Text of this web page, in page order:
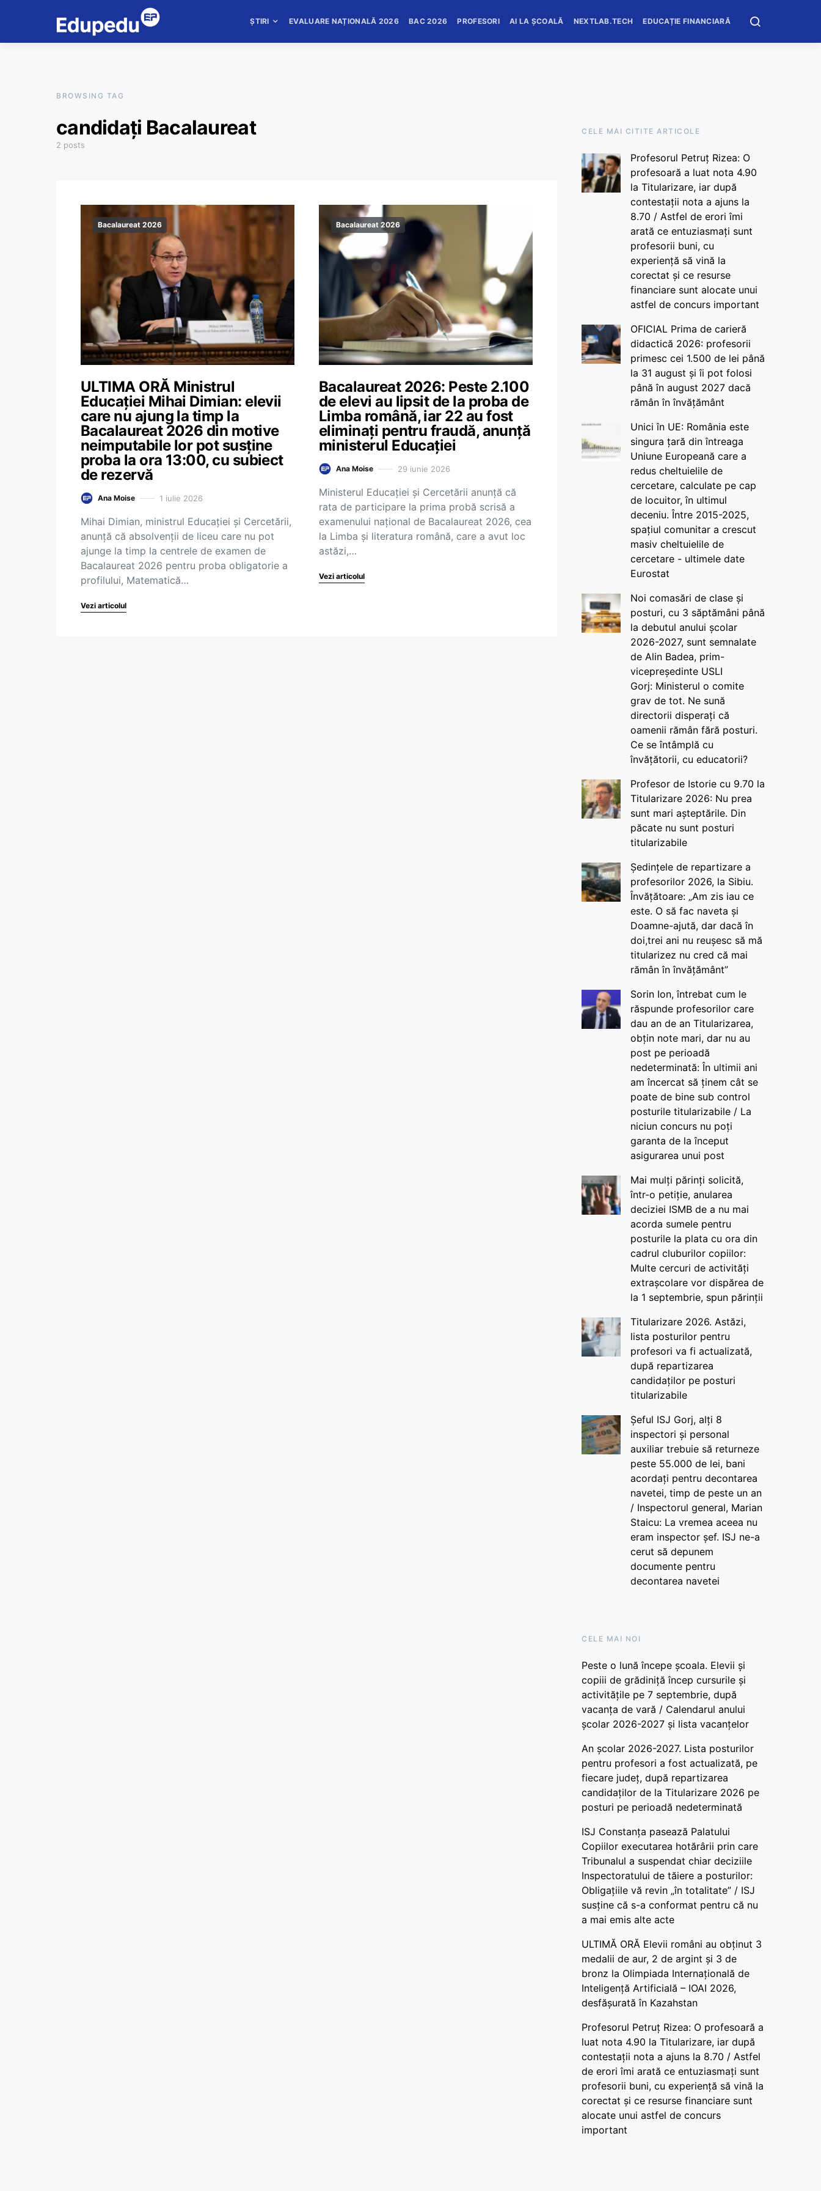
ȘTIRI EVALUARE NAȚIONALĂ 2026 BAC 2026 PROFESORI AI LA ȘCOALĂ NEXTLAB.TECH EDUCAȚIE FINANCIARĂ
BROWSING TAG
candidați Bacalaureat
2 posts
Bacalaureat 2026
ULTIMA ORĂ Ministrul
Educației Mihai Dimian: elevii
care nu ajung la timp la
Bacalaureat 2026 din motive
neimputabile lor pot susține
proba la ora 13:00, cu subiect
de rezervă
Ana Moise 1 iulie 2026
Mihai Dimian, ministrul Educației și Cercetării,
anunță că absolvenții de liceu care nu pot
ajunge la timp la centrele de examen de
Bacalaureat 2026 pentru proba obligatorie a
profilului, Matematică…
Vezi articolul
Bacalaureat 2026
Bacalaureat 2026: Peste 2.100
de elevi au lipsit de la proba de
Limba română, iar 22 au fost
eliminați pentru fraudă, anunță
ministerul Educației
Ana Moise 29 iunie 2026
Ministerul Educației și Cercetării anunță că
rata de participare la prima probă scrisă a
examenului național de Bacalaureat 2026, cea
la Limba și literatura română, care a avut loc
astăzi,…
Vezi articolul
CELE MAI CITITE ARTICOLE
Profesorul Petruț Rizea: O
profesoară a luat nota 4.90
la Titularizare, iar după
contestații nota a ajuns la
8.70 / Astfel de erori îmi
arată ce entuziasmați sunt
profesorii buni, cu
experiență să vină la
corectat și ce resurse
financiare sunt alocate unui
astfel de concurs important
OFICIAL Prima de carieră
didactică 2026: profesorii
primesc cei 1.500 de lei până
la 31 august și îi pot folosi
până în august 2027 dacă
rămân în învățământ
Unici în UE: România este
singura țară din întreaga
Uniune Europeană care a
redus cheltuielile de
cercetare, calculate pe cap
de locuitor, în ultimul
deceniu. Între 2015-2025,
spațiul comunitar a crescut
masiv cheltuielile de
cercetare - ultimele date
Eurostat
Noi comasări de clase și
posturi, cu 3 săptămâni până
la debutul anului școlar
2026-2027, sunt semnalate
de Alin Badea, prim-
vicepreședinte USLI
Gorj: Ministerul o comite
grav de tot. Ne sună
directorii disperați că
oamenii rămân fără posturi.
Ce se întâmplă cu
învățătorii, cu educatorii?
Profesor de Istorie cu 9.70 la
Titularizare 2026: Nu prea
sunt mari așteptările. Din
păcate nu sunt posturi
titularizabile
Ședințele de repartizare a
profesorilor 2026, la Sibiu.
Învățătoare: „Am zis iau ce
este. O să fac naveta și
Doamne-ajută, dar dacă în
doi,trei ani nu reușesc să mă
titularizez nu cred că mai
rămân în învățământ”
Sorin Ion, întrebat cum le
răspunde profesorilor care
dau an de an Titularizarea,
obțin note mari, dar nu au
post pe perioadă
nedeterminată: În ultimii ani
am încercat să ținem cât se
poate de bine sub control
posturile titularizabile / La
niciun concurs nu poți
garanta de la început
asigurarea unui post
Mai mulți părinți solicită,
într-o petiție, anularea
deciziei ISMB de a nu mai
acorda sumele pentru
posturile la plata cu ora din
cadrul cluburilor copiilor:
Multe cercuri de activități
extrașcolare vor dispărea de
la 1 septembrie, spun părinții
Titularizare 2026. Astăzi,
lista posturilor pentru
profesori va fi actualizată,
după repartizarea
candidaților pe posturi
titularizabile
Șeful ISJ Gorj, alți 8
inspectori și personal
auxiliar trebuie să returneze
peste 55.000 de lei, bani
acordați pentru decontarea
navetei, timp de peste un an
/ Inspectorul general, Marian
Staicu: La vremea aceea nu
eram inspector șef. ISJ ne-a
cerut să depunem
documente pentru
decontarea navetei
CELE MAI NOI
Peste o lună începe școala. Elevii și
copiii de grădiniță încep cursurile și
activitățile pe 7 septembrie, după
vacanța de vară / Calendarul anului
școlar 2026-2027 și lista vacanțelor
An școlar 2026-2027. Lista posturilor
pentru profesori a fost actualizată, pe
fiecare județ, după repartizarea
candidaților de la Titularizare 2026 pe
posturi pe perioadă nedeterminată
ISJ Constanța pasează Palatului
Copiilor executarea hotărârii prin care
Tribunalul a suspendat chiar deciziile
Inspectoratului de tăiere a posturilor:
Obligațiile vă revin „în totalitate” / ISJ
susține că s-a conformat pentru că nu
a mai emis alte acte
ULTIMĂ ORĂ Elevii români au obținut 3
medalii de aur, 2 de argint și 3 de
bronz la Olimpiada Internațională de
Inteligență Artificială – IOAI 2026,
desfășurată în Kazahstan
Profesorul Petruț Rizea: O profesoară a
luat nota 4.90 la Titularizare, iar după
contestații nota a ajuns la 8.70 / Astfel
de erori îmi arată ce entuziasmați sunt
profesorii buni, cu experiență să vină la
corectat și ce resurse financiare sunt
alocate unui astfel de concurs
important